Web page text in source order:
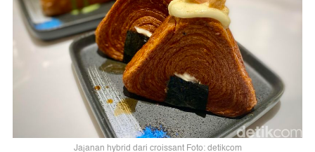
Jajanan hybrid dari croissant Foto: detikcom